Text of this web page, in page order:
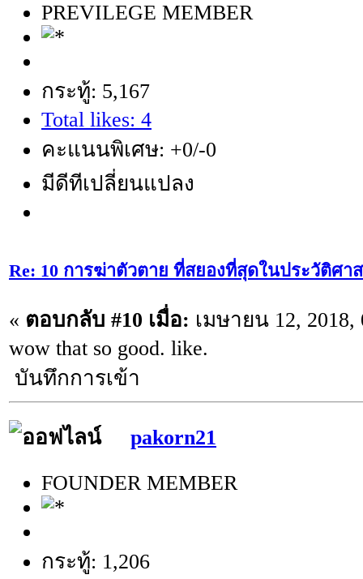
PREVILEGE MEMBER
กระทู้: 5,167
Total likes: 4
คะแนนพิเศษ: +0/-0
มีดีทีเปลี่ยนแปลง
Re: 10 การฆ่าตัวตาย ที่สยองที่สุดในประวัติศา
« ตอบกลับ #10 เมื่อ: เมษายน 12, 2018,
wow that so good. like.
บันทึกการเข้า
pakorn21
FOUNDER MEMBER
กระทู้: 1,206